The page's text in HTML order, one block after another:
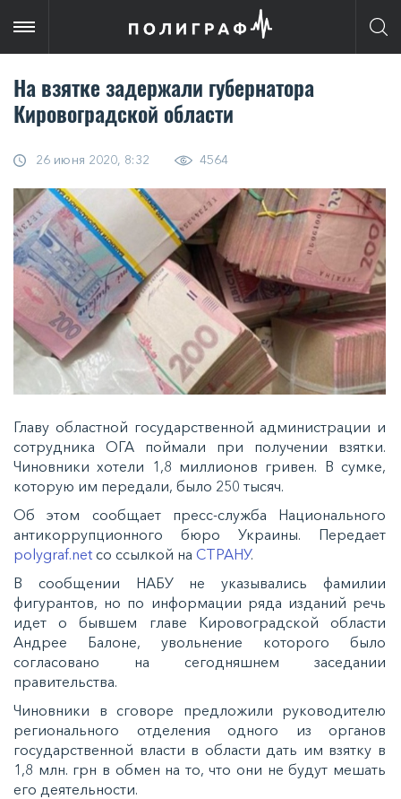
На взятке задержали губернатора
Кировоградской области
26 июня 2020, 8:32 4564
Главу областной государственной администрации и
сотрудника ОГА поймали при получении взятки.
Чиновники хотели 1,8 миллионов гривен. В сумке,
которую им передали, было 250 тысяч.
Об этом сообщает пресс-служба Национального
антикоррупционного бюро Украины. Передает
polygraf.net со ссылкой на СТРАНУ.
В сообщении НАБУ не указывались фамилии
фигурантов, но по информации ряда изданий речь
идет о бывшем главе Кировоградской области
Андрее Балоне, увольнение которого было
согласовано на сегодняшнем заседании
правительства.
Чиновники в сговоре предложили руководителю
регионального отделения одного из органов
государственной власти в области дать им взятку в
1,8 млн. грн в обмен на то, что они не будут мешать
его деятельности.